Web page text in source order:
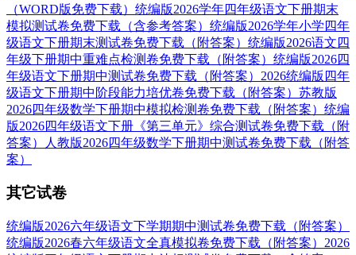
（WORD版免费下载） 统编版2026学年四年级语文下册期末
模拟测试卷免费下载（含参考答案） 统编版2026学年小学四年
级语文下册期末测试卷免费下载（附答案） 统编版2026语文四
年级下册期中重难点检测卷免费下载（附答案） 统编版2026四
年级语文下册期中测试卷免费下载（附答案） 2026统编版四年
级语文下册期中阶段能力培优卷免费下载（附答案） 苏教版
2026四年级数学下册期中模拟检测卷免费下载（附答案） 统编
版2026四年级语文下册《第三单元》综合测试卷免费下载（附
答案）
人教版2026四年级数学下册期中测试卷免费下载（附答
案）
其它试卷
统编版2026六年级语文下学期期中测试卷免费下载（附答案）
统编版2026春六年级语文全真模拟卷免费下载（附答案） 2026